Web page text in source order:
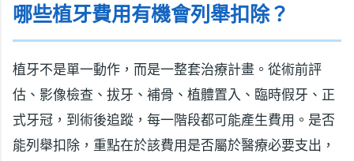
哪些植牙費用有機會列舉扣除？
植牙不是單一動作，而是一整套治療計畫。從術前評
估、影像檢查、拔牙、補骨、植體置入、臨時假牙、正
式牙冠，到術後追蹤，每一階段都可能產生費用。是否
能列舉扣除，重點在於該費用是否屬於醫療必要支出，